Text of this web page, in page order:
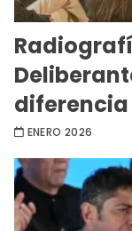
ENERO 2026